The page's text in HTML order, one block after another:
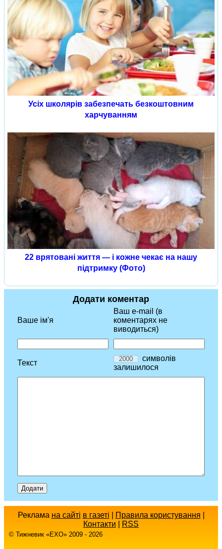
Усіх школярів забезпечать безкоштовним
харчуванням
22 врятовані життя — і кожне чекає на нашу
підтримку (Фото)
Додати коментар
Ваше ім'я
Ваш e-mail (в
коментарях не
виводиться)
Текст
символів
залишилося
Реклама на сайті в газеті Правила користування
Контакти
RSS
© Тижневик «EХO» 2009 - 2026